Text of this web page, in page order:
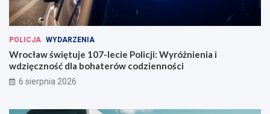
POLICJA WYDARZENIA
Wrocław świętuje 107-lecie Policji: Wyróżnienia i
wdzięczność dla bohaterów codzienności
6 sierpnia 2026